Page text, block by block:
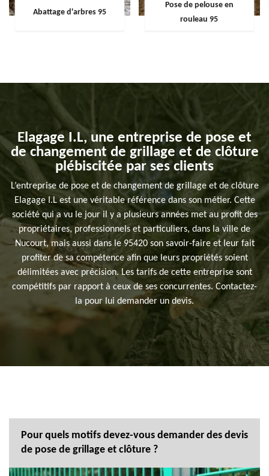
Abattage d'arbres 95
Pose de pelouse en
rouleau 95
Elagage I.L, une entreprise de pose et
de changement de grillage et de clôture
plébiscitée par ses clients
L’entreprise de pose et de changement de grillage et de clôture
Elagage I.L est une véritable référence dans son métier. Cette
société qui a vu le jour il y a plusieurs années met au profit des
propriétaires, professionnels et particuliers, dans la ville de
Nucourt, mais aussi dans le 95420 son savoir-faire et leur fait
profiter de sa compétence afin que leurs propriétés soient
délimitées avec précision. Les tarifs de cette entreprise sont
compétitifs par rapport à ceux de ses concurrentes. Contactez-
la pour lui demander un devis.
Pour quels motifs devez-vous demander des devis
de pose de grillage et clôture ?